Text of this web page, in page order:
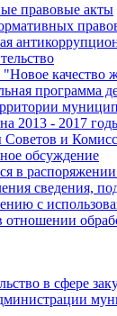
правовые акты
качество
программа
2013 - 2017
и
обсуждение
в
сведения,
с
отношении
в сфере